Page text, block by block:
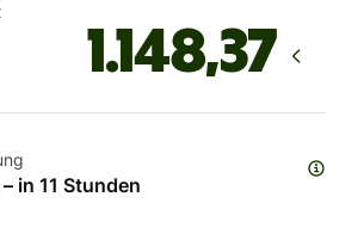
in 11 Stunden